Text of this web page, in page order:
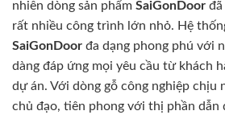
nhiên dòng sản phẩm SaiGonDoor
rất nhiều công trình lớn nhỏ. Hệ
SaiGonDoor đa dạng phong phú với
dàng đáp ứng mọi yêu cầu từ khách
dự án. Với dòng gỗ công nghiệp chịu
chủ đạo, tiên phong với thị phần dẫn